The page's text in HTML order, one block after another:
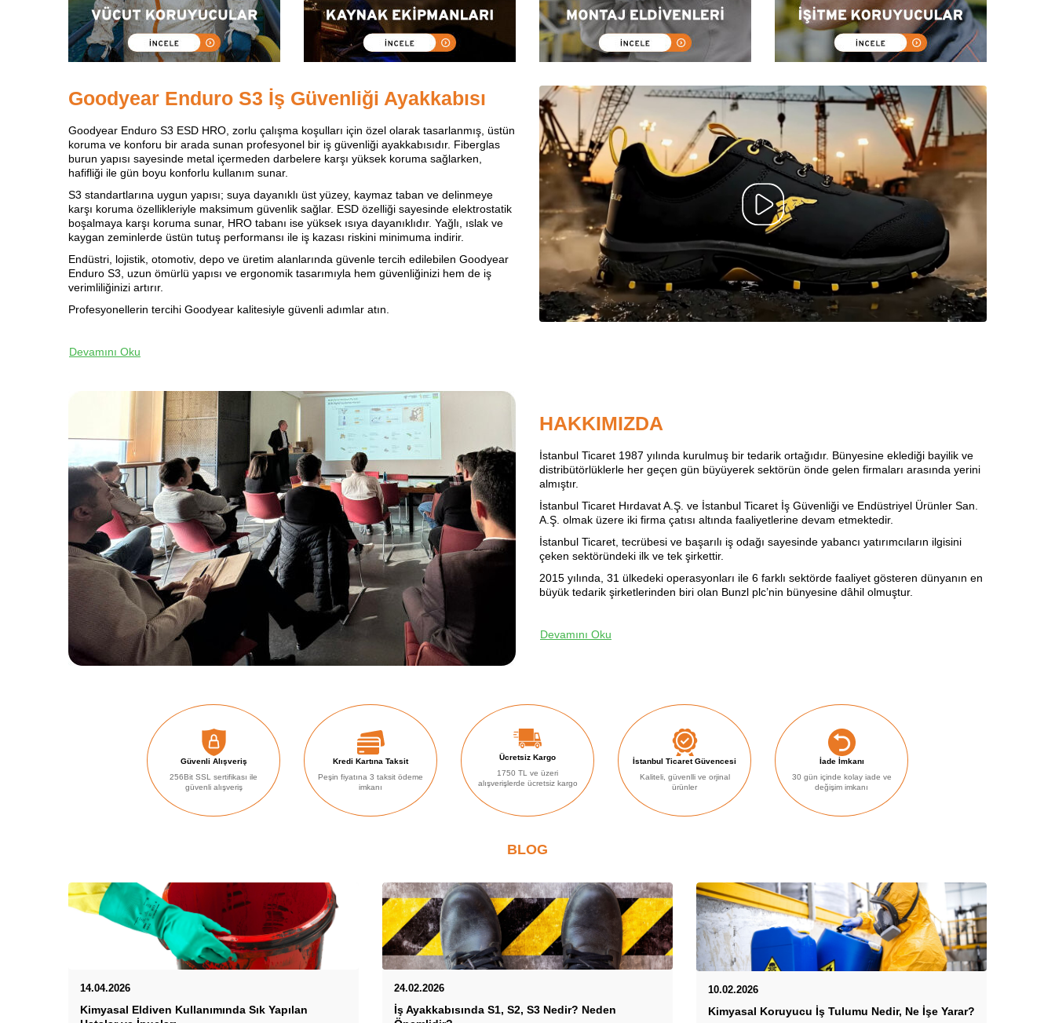
Goodyear Enduro S3 İş Güvenliği Ayakkabısı
Goodyear Enduro S3 ESD HRO, zorlu çalışma koşulları için özel olarak tasarlanmış, üstün
koruma ve konforu bir arada sunan profesyonel bir iş güvenliği ayakkabısıdır. Fiberglas
burun yapısı sayesinde metal içermeden darbelere karşı yüksek koruma sağlarken,
hafifliği ile gün boyu konforlu kullanım sunar.
S3 standartlarına uygun yapısı; suya dayanıklı üst yüzey, kaymaz taban ve delinmeye
karşı koruma özellikleriyle maksimum güvenlik sağlar. ESD özelliği sayesinde elektrostatik
boşalmaya karşı koruma sunar, HRO tabanı ise yüksek ısıya dayanıklıdır. Yağlı, ıslak ve
kaygan zeminlerde üstün tutuş performansı ile iş kazası riskini minimuma indirir.
Endüstri, lojistik, otomotiv, depo ve üretim alanlarında güvenle tercih edilebilen Goodyear
Enduro S3, uzun ömürlü yapısı ve ergonomik tasarımıyla hem güvenliğinizi hem de iş
verimliliğinizi artırır.
Profesyonellerin tercihi Goodyear kalitesiyle güvenli adımlar atın.
Devamını Oku
HAKKIMIZDA
İstanbul Ticaret 1987 yılında kurulmuş bir tedarik ortağıdır. Bünyesine eklediği bayilik ve
distribütörlüklerle her geçen gün büyüyerek sektörün önde gelen firmaları arasında yerini
almıştır.
İstanbul Ticaret Hırdavat A.Ş. ve İstanbul Ticaret İş Güvenliği ve Endüstriyel Ürünler San.
A.Ş. olmak üzere iki firma çatısı altında faaliyetlerine devam etmektedir.
İstanbul Ticaret, tecrübesi ve başarılı iş odağı sayesinde yabancı yatırımcıların ilgisini
çeken sektöründeki ilk ve tek şirkettir.
2015 yılında, 31 ülkedeki operasyonları ile 6 farklı sektörde faaliyet gösteren dünyanın en
büyük tedarik şirketlerinden biri olan Bunzl plc’nin bünyesine dâhil olmuştur.
Devamını Oku
Güvenli Alışveriş
256Bit SSL sertifikası ile
güvenli alışveriş
Kredi Kartına Taksit
Peşin fiyatına 3 taksit ödeme
imkanı
Ücretsiz Kargo
1750 TL ve üzeri
alışverişlerde ücretsiz kargo
İstanbul Ticaret Güvencesi
Kaliteli, güvenlli ve orjinal
ürünler
İade İmkanı
30 gün içinde kolay iade ve
değişim imkanı
BLOG
14.04.2026
Kimyasal Eldiven Kullanımında Sık Yapılan
24.02.2026
İş Ayakkabısında S1, S2, S3 Nedir? Neden
10.02.2026
Kimyasal Koruyucu İş Tulumu Nedir, Ne İşe Yarar?